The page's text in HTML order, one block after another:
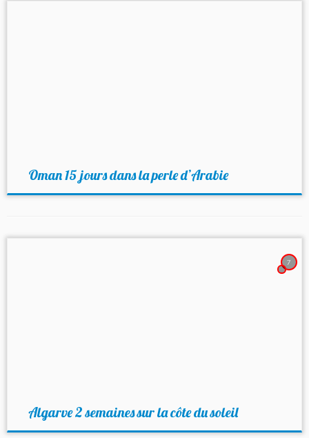
Oman 15 jours dans la perle d’Arabie
7
Algarve 2 semaines sur la côte du soleil